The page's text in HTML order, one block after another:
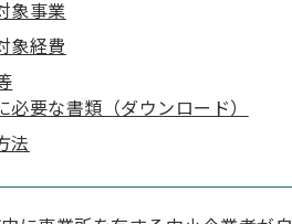
象事業
象経費
必要な書類（ダウンロード）
法